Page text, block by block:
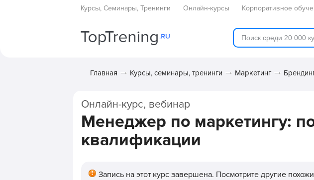
Курсы, Семинары, Тренинги Онлайн-курсы Корпоративное
Главная Курсы, семинары, тренинги Маркетинг
Онлайн-курс, вебинар
Менеджер по маркетингу:
квалификации
Запись на этот курс завершена. Посмотрите другие